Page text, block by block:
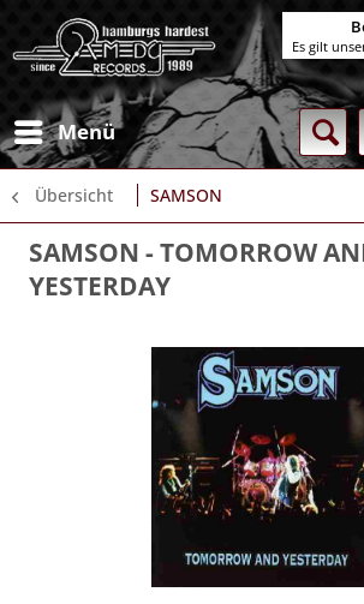
Menü
Übersicht SAMSON
SAMSON - TOMORROW
YESTERDAY
Es gilt